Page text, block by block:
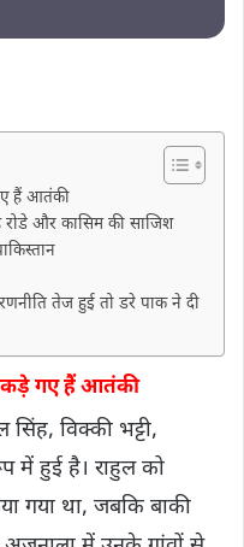
हैं आ​तंकी
और कासिम की साजिश
तेज हुई तो डरे पाक ने दी
गए हैं आ​तंकी
विक्की भट्टी,
में हुई है। राहुल को
गया था, जबकि बाकी